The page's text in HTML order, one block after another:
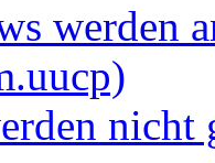
werden
nicht